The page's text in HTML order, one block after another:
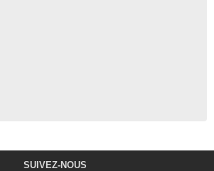
SUIVEZ-NOUS